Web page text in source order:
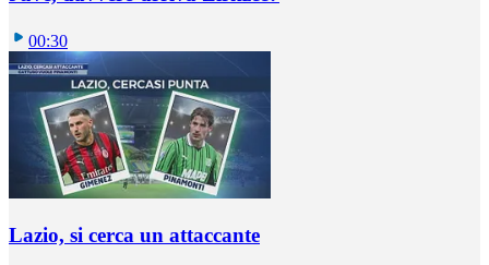
00:30
Lazio, si cerca un attaccante